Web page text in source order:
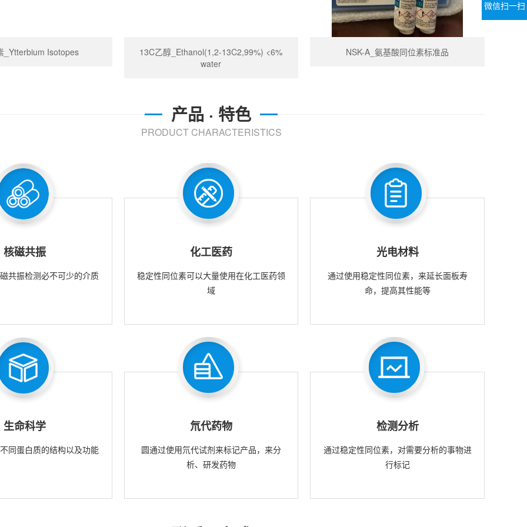
_Ytterbium Isotopes
13C乙醇_Ethanol(1,2-13C2,99%) <6%
water
NSK-A_氨基酸同位素标准品
产品 · 特色
PRODUCT CHARACTERISTICS
核磁共振
共振检测必不可少的介质
化工医药
稳定性同位素可以大量使用在化工医药领
域
光电材料
通过使用稳定性同位素，来延长面板寿
命，提高其性能等
生命科学
同蛋白质的结构以及功能
氘代药物
圆通过使用氘代试剂来标记产品，来分
析、研发药物
检测分析
通过稳定性同位素，对需要分析的事物进
行标记
微信扫一扫